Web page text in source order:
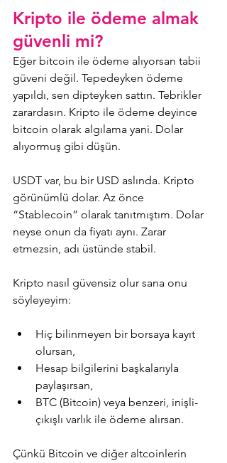
Kripto ile ödeme almak
güvenli mi?
Eğer bitcoin ile ödeme alıyorsan tabii
güveni değil. Tepedeyken ödeme
yapıldı, sen dipteyken sattın. Tebrikler
zarardasın. Kripto ile ödeme deyince
bitcoin olarak algılama yani. Dolar
alıyormuş gibi düşün.
USDT var, bu bir USD aslında. Kripto
görünümlü dolar. Az önce
“Stablecoin” olarak tanıtmıştım. Dolar
neyse onun da fiyatı aynı. Zarar
etmezsin, adı üstünde stabil.
Kripto nasıl güvensiz olur sana onu
söyleyeyim:
Hiç bilinmeyen bir borsaya kayıt
olursan,
Hesap bilgilerini başkalarıyla
paylaşırsan,
BTC (Bitcoin) veya benzeri, inişli-
çıkışlı varlık ile ödeme alırsan.
Çünkü Bitcoin ve diğer altcoinlerin